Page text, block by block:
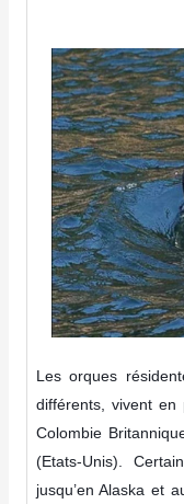
Les orques
différents, vivent en
Colombie
(Etats-Unis).
jusqu’en Alaska et